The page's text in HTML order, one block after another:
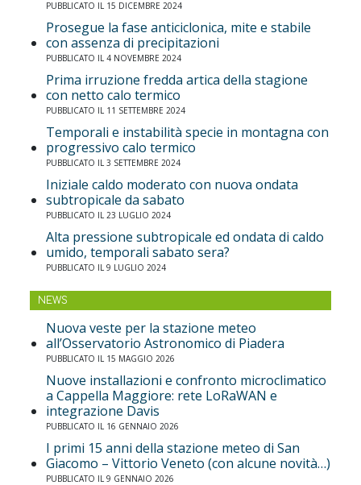
PUBBLICATO IL 15 DICEMBRE 2024
Prosegue la fase anticiclonica, mite e stabile
con assenza di precipitazioni
PUBBLICATO IL 4 NOVEMBRE 2024
Prima irruzione fredda artica della stagione
con netto calo termico
PUBBLICATO IL 11 SETTEMBRE 2024
Temporali e instabilità specie in montagna con
progressivo calo termico
PUBBLICATO IL 3 SETTEMBRE 2024
Iniziale caldo moderato con nuova ondata
subtropicale da sabato
PUBBLICATO IL 23 LUGLIO 2024
Alta pressione subtropicale ed ondata di caldo
umido, temporali sabato sera?
PUBBLICATO IL 9 LUGLIO 2024
NEWS
Nuova veste per la stazione meteo
all’Osservatorio Astronomico di Piadera
PUBBLICATO IL 15 MAGGIO 2026
Nuove installazioni e confronto microclimatico
a Cappella Maggiore: rete LoRaWAN e
integrazione Davis
PUBBLICATO IL 16 GENNAIO 2026
I primi 15 anni della stazione meteo di San
Giacomo – Vittorio Veneto (con alcune novità…)
PUBBLICATO IL 9 GENNAIO 2026